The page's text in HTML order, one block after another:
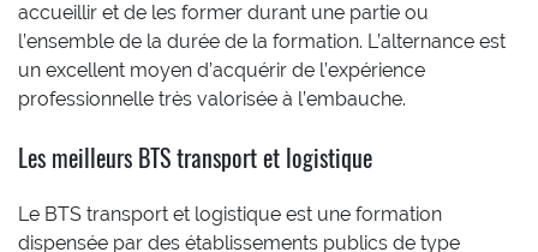
accueillir et de les former durant une partie ou
l’ensemble de la durée de la formation. L’alternance est
un excellent moyen d’acquérir de l’expérience
professionnelle très valorisée à l’embauche.
Les meilleurs BTS transport et logistique
Le BTS transport et logistique est une formation
dispensée par des établissements publics de type